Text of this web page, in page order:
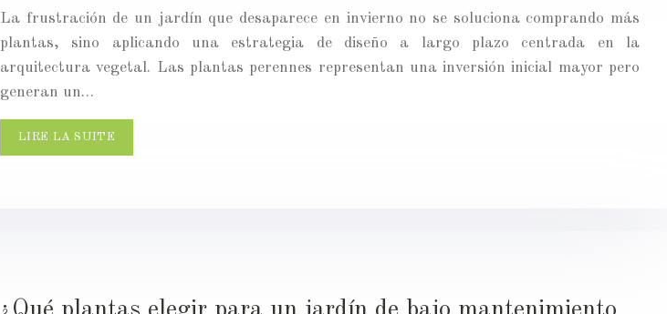
La frustración de un jardín que desaparece en invierno no se soluciona comprando más
plantas, sino aplicando una estrategia de diseño a largo plazo centrada en la
arquitectura vegetal. Las plantas perennes representan una inversión inicial mayor pero
generan un…
LIRE LA SUITE